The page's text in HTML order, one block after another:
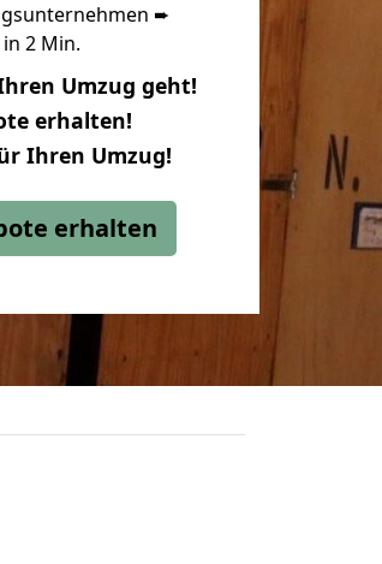
➨
2 Min.
Umzug geht!
erhalten!
Ihren Umzug!
erhalten